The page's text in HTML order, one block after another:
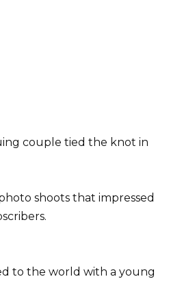
couple tied the knot in
shoots that impressed
to the world with a young